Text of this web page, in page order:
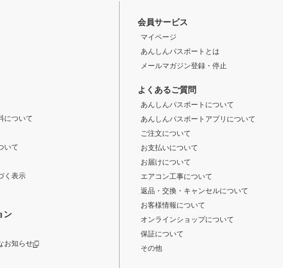
について
いて
く表示
ン
お知らせ
会員サービス
マイページ
あんしんパスポートとは
メールマガジン登録・停止
よくあるご質問
あんしんパスポートについて
あんしんパスポートアプリについて
ご注文について
お支払いについて
お届けについて
エアコン工事について
返品・交換・キャンセルについて
お客様情報について
オンラインショップについて
保証について
その他